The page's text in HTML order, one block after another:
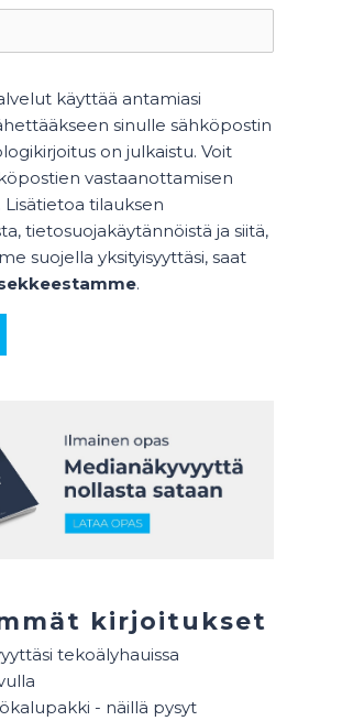
käyttää antamiasi
sinulle sähköpostin
on julkaistu. Voit
vastaanottamisen
Lisätietoa tilauksen
tietosuojakäytännöistä ja siitä,
suojella yksityisyyttäsi, saat
.
kirjoitukset
tekoälyhauissa
- näillä pysyt